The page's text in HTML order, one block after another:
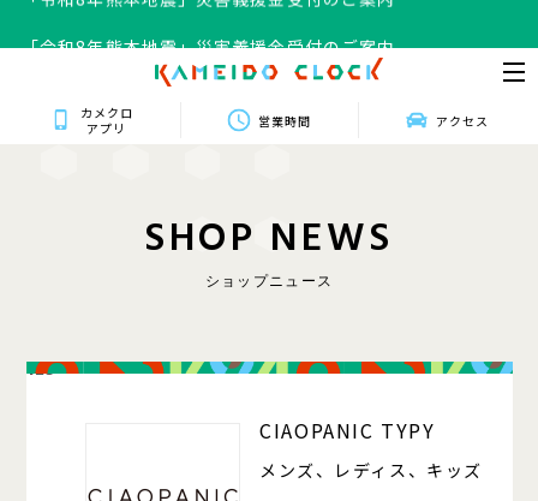
「令和8年熊本地震」災害義援金受付のご案内
カメクロ
アプリ
営業時間 アクセス
SHOP NEWS
ショップニュース
125
CIAOPANIC TYPY
メンズ、レディス、キッズ